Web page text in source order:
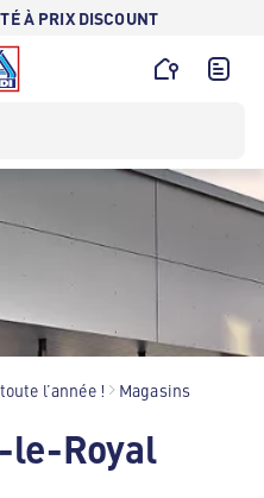
À PRIX DISCOUNT
l’année ! Magasins
le-Royal